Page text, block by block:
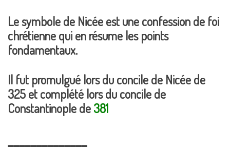
Le symbole de Nicée est une confession de foi
chrétienne qui en résume les points
fondamentaux.
Il fut promulgué lors du concile de Nicée de
325 et complété lors du concile de
Constantinople de381